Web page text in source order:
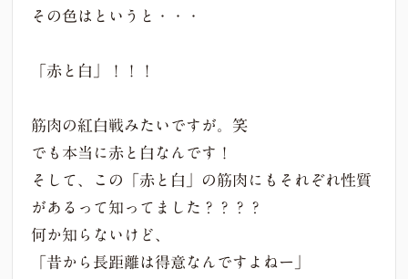
その色はというと・・・
「赤と白」！！！
筋肉の紅白戦みたいですが。笑
でも本当に赤と白なんです！
そして、この「赤と白」の筋肉にもそれぞれ性質
があるって知ってました？？？？
何か知らないけど、
「昔から長距離は得意なんですよねー」